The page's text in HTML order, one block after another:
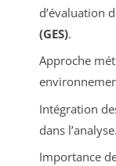
d’évaluation
(GES).
Approche
Intégration
dans l’analyse.
Importance